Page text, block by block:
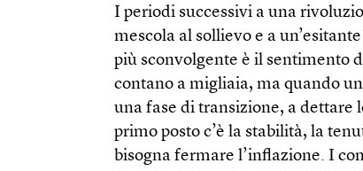
I periodi successivi a una
mescola al sollievo e a
più sconvolgente è il sentimento
contano a migliaia, ma quando
una fase di transizione, a dettare
primo posto c’è la stabilità, la
bisogna fermare l’inflazione. I